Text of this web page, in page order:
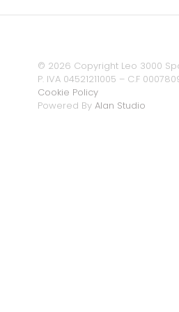
© 2026 Copyright Leo 3000
P. IVA 04521211005 – C.F
Cookie Policy
Powered By Alan Studio